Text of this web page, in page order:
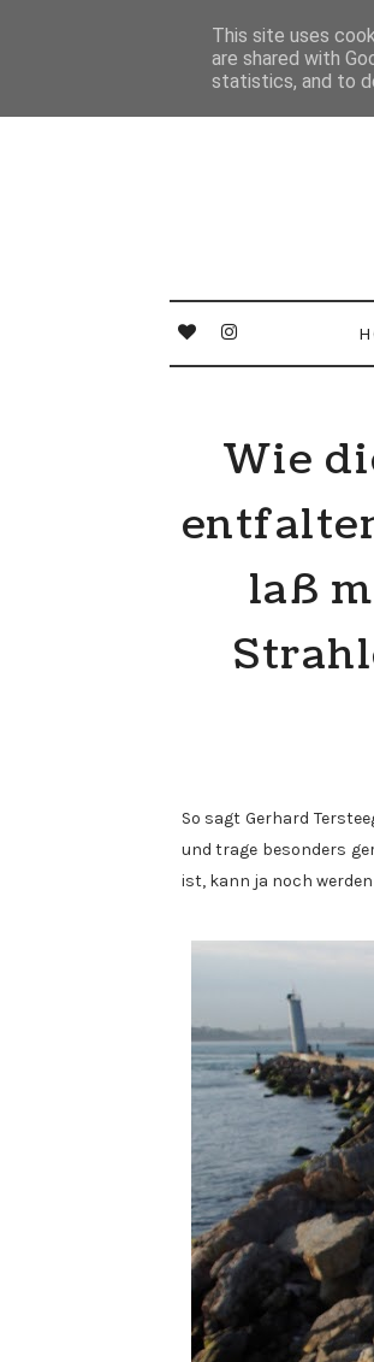
Wie
laß
So sagt Gerhard
und trage besonders
ist, kann ja noch
This site uses
are shared with
statistics, and to